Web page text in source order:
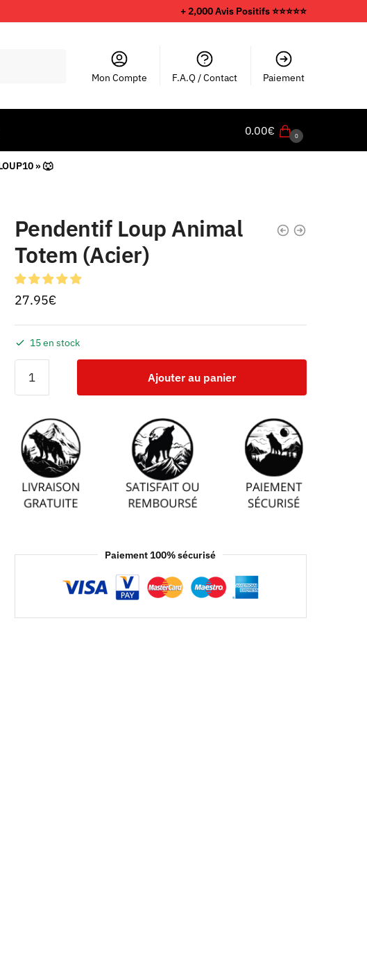
+ 2,000 Avis Positifs ⭐️⭐️⭐️⭐️⭐️
Mon Compte F.A.Q / Contact Paiement
0.00€ 0
» 🐺
Pendentif Loup Animal
Totem (Acier)
27.95€
15 en stock
Ajouter au panier
Paiement 100% sécurisé